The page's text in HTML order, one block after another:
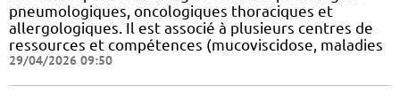
pneumologiques, oncologiques thoraciques et
allergologiques. Il est associé à plusieurs centres de
ressources et compétences (mucoviscidose, maladies
29/04/2026 09:50